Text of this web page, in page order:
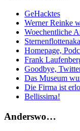
GeHacktes
Werner Reinke
Woechentliche
Homepage,
Frank
Goodbye,
Das Museum
Die Firma ist
Bellissima!
Anderswo…